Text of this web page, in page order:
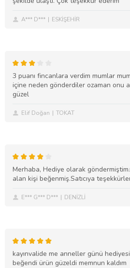
A*** D*** ESKİŞEHİR
3 puanı fincanlara verdim mumlar
içine neden gönderdiler ozaman onu
güzel
Elif Doğan TOKAT
Merhaba, Hediye olarak
alan kişi beğenmiş.Satıcıya
E*** G*** D*** DENİZLİ
kayınvalide me anneller günü
beğendi ürün güzeldi memnun kaldım